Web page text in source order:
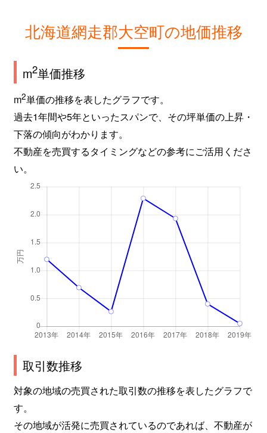
北海道網走郡大空町の地価推移
m2単価推移
m2単価の推移を表したグラフです。
過去1年間や5年といったスパンで、その坪単価の上昇・
下落の傾向がわかります。
不動産を売買するタイミングなどの参考にご活用くださ
い。
取引数推移
対象の地域の売買された取引数の推移を表したグラフで
す。
その地域が活発に売買されているのであれば、不動産が